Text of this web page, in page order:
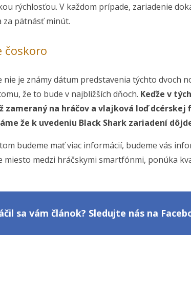
rýchlosťou. V každom prípade, zariadenie
za pätnásť minút.
čoskoro
nie je známy dátum predstavenia týchto dvoch
že to bude v najbližších dňoch. Keďže v
zameraný na hráčov a vlajková loď dcérskej
že k uvedeniu Black Shark zariadení
budeme mať viac informácií, budeme vás
miesto medzi hráčskymi smartfónmi, ponúka
sa vám článok? Sledujte nás na